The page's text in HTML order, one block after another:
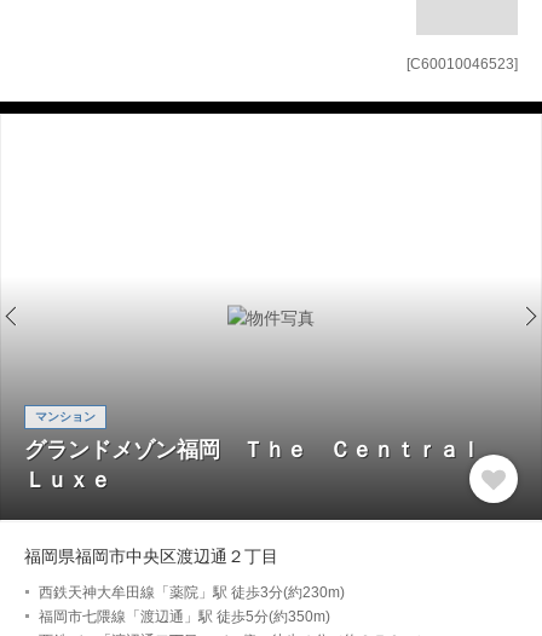
[C60010046523]
マンション
グランドメゾン福岡 Ｔｈｅ Ｃｅｎｔｒａｌ
Ｌｕｘｅ
福岡県福岡市中央区渡辺通２丁目
西鉄天神大牟田線「薬院」駅 徒歩3分(約230m)
福岡市七隈線「渡辺通」駅 徒歩5分(約350m)